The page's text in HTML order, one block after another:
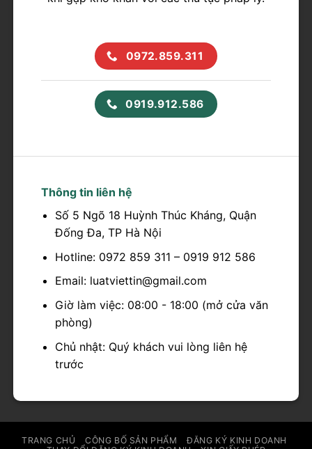
0972.859.311
0919.912.586
Thông tin liên hệ
Số 5 Ngõ 18 Huỳnh Thúc Kháng, Quận
Đống Đa, TP Hà Nội
Hotline: 0972 859 311 – 0919 912 586
Email: luatviettin@gmail.com
Giờ làm việc: 08:00 - 18:00 (mở cửa văn
phòng)
Chủ nhật: Quý khách vui lòng liên hệ
trước
TRANG CHỦ CÔNG BỐ SẢN PHẨM
ĐĂNG KÝ KINH DOANH